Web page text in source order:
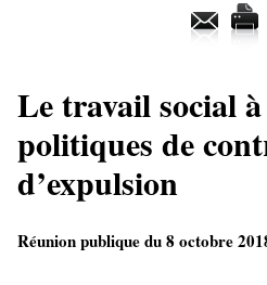
Le travail social à
politiques de
d’expulsion
Réunion publique du 8 octobre